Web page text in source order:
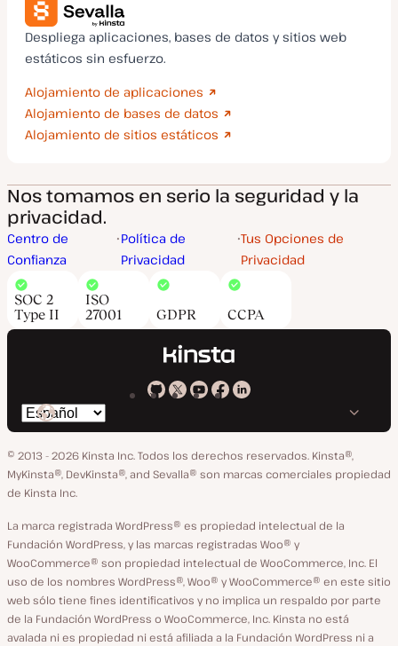
Despliega aplicaciones, bases de datos y sitios web
estáticos sin esfuerzo.
Alojamiento de aplicaciones
Alojamiento de bases de datos
Alojamiento de sitios estáticos
Nos tomamos en serio la seguridad y la
privacidad.
Centro de
Confianza
Política de
Privacidad
Tus Opciones de
Privacidad
SOC 2
Type II
ISO
27001
GDPR CCPA
Kinsta
GitHub
Kinsta
X
Kinsta
YouTube
Kinsta
Facebook
Kinsta
LinkedIn
Cambiar
idioma
© 2013 - 2026 Kinsta Inc. Todos los derechos reservados. Kinsta®,
MyKinsta®, DevKinsta®, and Sevalla® son marcas comerciales propiedad
de Kinsta Inc.
La marca registrada WordPress® es propiedad intelectual de la
Fundación WordPress, y las marcas registradas Woo® y
WooCommerce® son propiedad intelectual de WooCommerce, Inc. El
uso de los nombres WordPress®, Woo® y WooCommerce® en este sitio
web sólo tiene fines identificativos y no implica un respaldo por parte
de la Fundación WordPress o WooCommerce, Inc. Kinsta no está
avalada ni es propiedad ni está afiliada a la Fundación WordPress ni a